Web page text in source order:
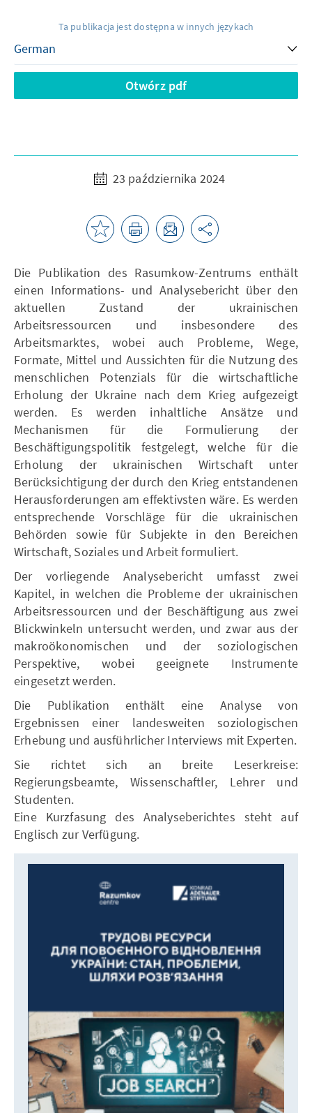
Ta publikacja jest dostępna w innych językach
Otwórz pdf
23 października 2024
Die Publikation des Rasumkow-Zentrums enthält
einen Informations- und Analysebericht über den
aktuellen Zustand der ukrainischen
Arbeitsressourcen und insbesondere des
Arbeitsmarktes, wobei auch Probleme, Wege,
Formate, Mittel und Aussichten für die Nutzung des
menschlichen Potenzials für die wirtschaftliche
Erholung der Ukraine nach dem Krieg aufgezeigt
werden. Es werden inhaltliche Ansätze und
Mechanismen für die Formulierung der
Beschäftigungspolitik festgelegt, welche für die
Erholung der ukrainischen Wirtschaft unter
Berücksichtigung der durch den Krieg entstandenen
Herausforderungen am effektivsten wäre. Es werden
entsprechende Vorschläge für die ukrainischen
Behörden sowie für Subjekte in den Bereichen
Wirtschaft, Soziales und Arbeit formuliert.
Der vorliegende Analysebericht umfasst zwei
Kapitel, in welchen die Probleme der ukrainischen
Arbeitsressourcen und der Beschäftigung aus zwei
Blickwinkeln untersucht werden, und zwar aus der
makroökonomischen und der soziologischen
Perspektive, wobei geeignete Instrumente
eingesetzt werden.
Die Publikation enthält eine Analyse von
Ergebnissen einer landesweiten soziologischen
Erhebung und ausführlicher Interviews mit Experten.
Sie richtet sich an breite Leserkreise:
Regierungsbeamte, Wissenschaftler, Lehrer und
Studenten.
Eine Kurzfasung des Analyseberichtes steht auf
Englisch zur Verfügung.